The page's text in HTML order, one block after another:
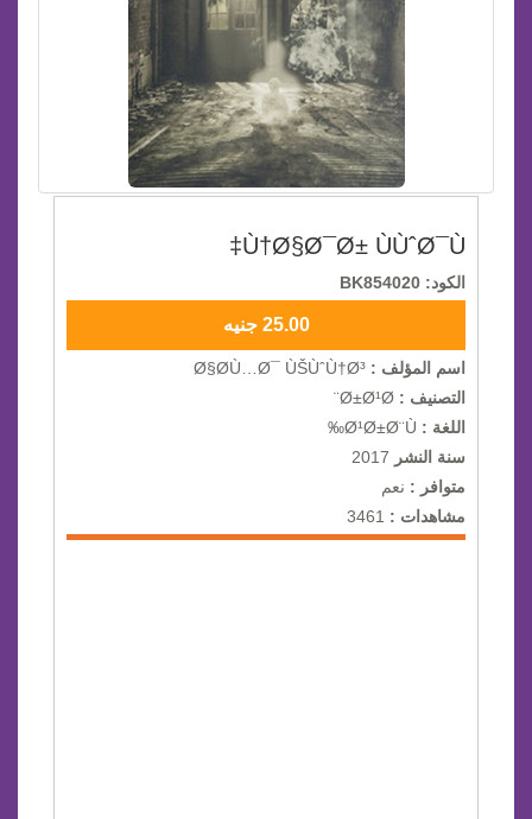
Ù†Ø§Ø¯Ø± ÙÙˆØ¯Ù‡
الكود: BK854020
25.00 جنيه
اسم المؤلف :
التصنيف :
اللغة :
سنة النشر 2017
متوافر : نعم
مشاهدات : 3461